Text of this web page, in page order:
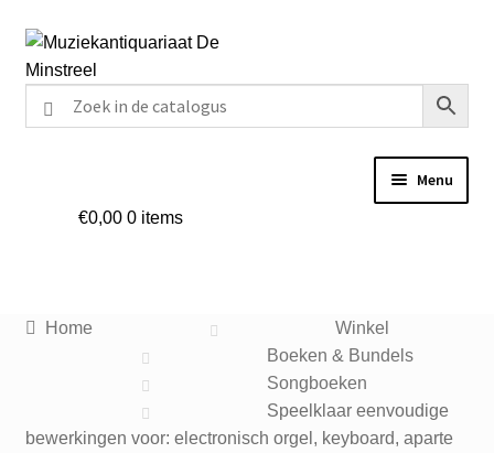
Ga
door
navigatie
Ga
naar
inhoud
Menu
Veel gestelde vragen
€0,00 0 items
Home
Winkel
Boeken & Bundels
Songboeken
Speelklaar eenvoudige
bewerkingen voor: electronisch orgel, keyboard, aparte